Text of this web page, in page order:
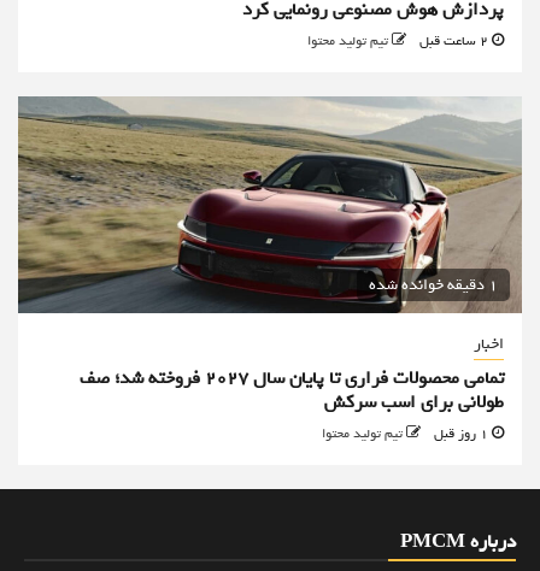
پردازش هوش مصنوعی رونمایی کرد
تیم تولید محتوا
1 دقیقه خوانده شده
اخبار
تمامی محصولات فراری تا پایان سال ۲۰۲۷ فروخته شد؛ صف
طولانی برای اسب سرکش
تیم تولید محتوا
درباره PMCM